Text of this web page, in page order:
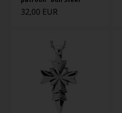
32,00 EUR